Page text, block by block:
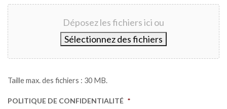
Déposez les fichiers ici ou
Sélectionnez des fichiers
Taille max. des fichiers : 30 MB.
POLITIQUE DE CONFIDENTIALITÉ *